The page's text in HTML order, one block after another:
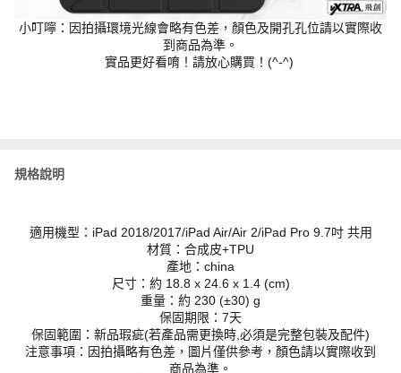
小叮嚀：因拍攝環境光線會略有色差，顏色及開孔孔位請以實際收
到商品為準。
實品更好看唷！請放心購買！(^-^)
規格說明
適用機型：iPad 2018/2017/iPad Air/Air 2/iPad Pro 9.7吋 共用
材質：合成皮+TPU
產地：china
尺寸：約 18.8 x 24.6 x 1.4 (cm)
重量：約 230 (±30) g
保固期限：7天
保固範圍：新品瑕疵(若產品需更換時,必須是完整包裝及配件)
注意事項：因拍攝略有色差，圖片僅供參考，顏色請以實際收到
商品為準。